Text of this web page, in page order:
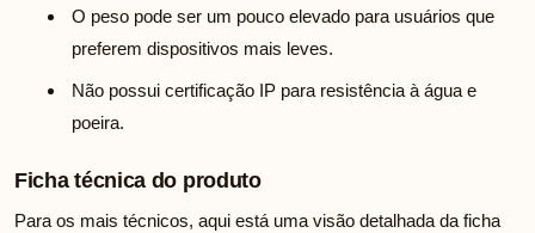
O peso pode ser um pouco elevado para usuários que
preferem dispositivos mais leves.
Não possui certificação IP para resistência à água e
poeira.
Ficha técnica do produto
Para os mais técnicos, aqui está uma visão detalhada da ficha